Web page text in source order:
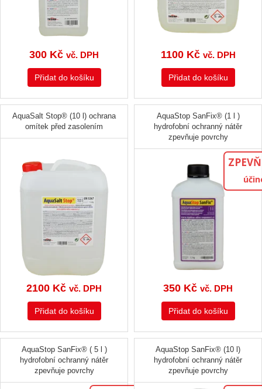
300 Kč vč. DPH
Přidat do košíku
1100 Kč vč. DPH
Přidat do košíku
AquaSalt Stop® (10 l) ochrana
omítek před zasolením
2100 Kč vč. DPH
Přidat do košíku
AquaStop SanFix® (1 l )
hydrofobní ochranný nátěr
zpevňuje povrchy
350 Kč vč. DPH
Přidat do košíku
AquaStop SanFix® ( 5 l )
hydrofobní ochranný nátěr
zpevňuje povrchy
AquaStop SanFix® (10 l)
hydrofobní ochranný nátěr
zpevňuje povrchy